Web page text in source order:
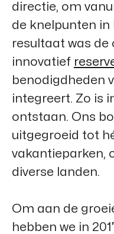
directie, om
de knelpunten
resultaat was de
innovatief
benodigdheden
integreert. Zo is in
ontstaan. Ons
uitgegroeid tot
vakantieparken,
diverse landen.
Om aan de
hebben we in